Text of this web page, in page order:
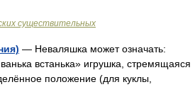
существительных
— Неваляшка может означать:
встанька» игрушка, стремящаяся
положение (для куклы,